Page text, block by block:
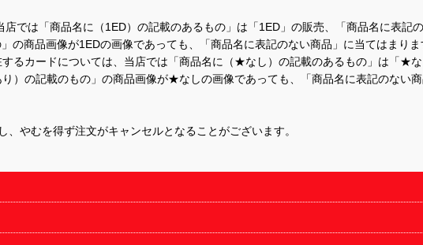
では「商品名に（1ED）の記載のあるもの」は「1ED」の販売、「商品名に表記
の商品画像が1EDの画像であっても、「商品名に表記のない商品」に当てはまりま
るカードについては、当店では「商品名に（★なし）の記載のあるもの」は「★
）の記載のもの」の商品画像が★なしの画像であっても、「商品名に表記のない商
やむを得ず注文がキャンセルとなることがございます。